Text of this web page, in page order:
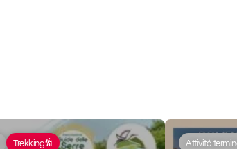
Trekking Attività